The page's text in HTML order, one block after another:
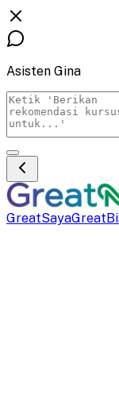
Asisten Gina
GreatSaya